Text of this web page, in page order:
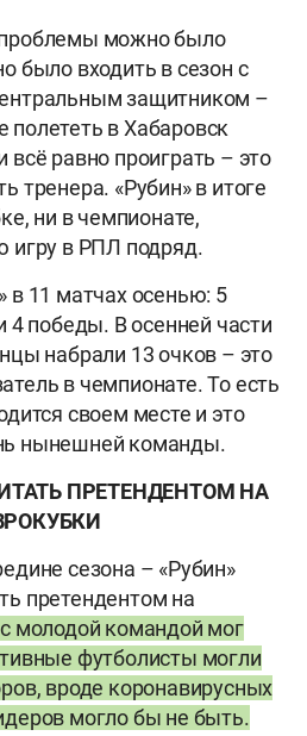
можно было
было входить в сезон с
защитником –
в Хабаровск
равно проиграть – это
тренера. «Рубин» в итоге
ни в чемпионате,
игру в РПЛ подряд.
в 11 матчах осенью: 5
4 победы. В осенней части
набрали 13 очков – это
в чемпионате. То есть
своем месте и это
нынешней команды.
ПРЕТЕНДЕНТОМ НА
сезона – «Рубин»
претендентом на
молодой командой мог
футболисты могли
вроде коронавирусных
могло бы не быть.